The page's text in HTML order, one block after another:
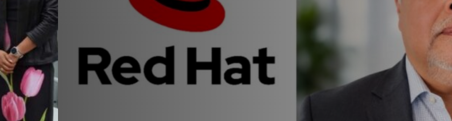
Equipo de Red Hat en
Latam se consolida con
Sinuhé Sánchez
POR REDACCIÓN LATAM 4 AGOSTO, 2026